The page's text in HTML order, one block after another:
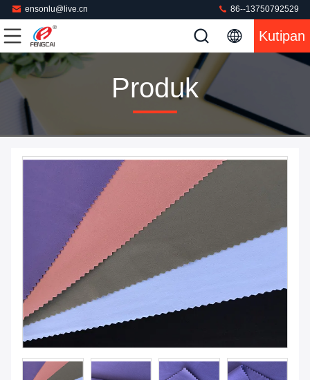
ensonlu@live.cn 86--13750792529
Kutipan
Produk